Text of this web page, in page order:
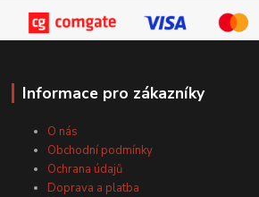
Informace pro zákazníky
O nás
Obchodní podmínky
Ochrana údajů
Doprava a platba